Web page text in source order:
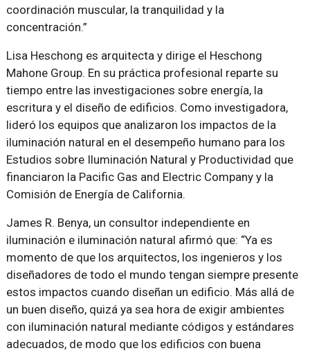
coordinación muscular, la tranquilidad y la
concentración.”
Lisa Heschong es arquitecta y dirige el Heschong
Mahone Group. En su práctica profesional reparte su
tiempo entre las investigaciones sobre energía, la
escritura y el diseño de edificios. Como investigadora,
lideró los equipos que analizaron los impactos de la
iluminación natural en el desempeño humano para los
Estudios sobre Iluminación Natural y Productividad que
financiaron la Pacific Gas and Electric Company y la
Comisión de Energía de California.
James R. Benya, un consultor independiente en
iluminación e iluminación natural afirmó que: “Ya es
momento de que los arquitectos, los ingenieros y los
diseñadores de todo el mundo tengan siempre presente
estos impactos cuando diseñan un edificio. Más allá de
un buen diseño, quizá ya sea hora de exigir ambientes
con iluminación natural mediante códigos y estándares
adecuados, de modo que los edificios con buena